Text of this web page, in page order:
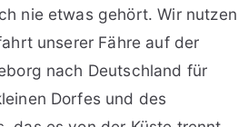
nie etwas gehört. Wir nutzen
unserer Fähre auf der
nach Deutschland für
Dorfes und des